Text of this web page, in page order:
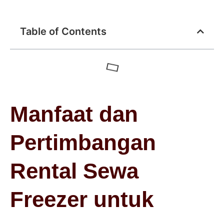
Table of Contents
Manfaat dan
Pertimbangan
Rental Sewa
Freezer untuk